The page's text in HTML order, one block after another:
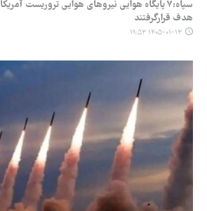
سپاه:۷ پایگاه هوایی نیروهای هوایی تروریست
هدف قرارگرفتند
۱۴۰۵-۰۱-۱۳ ۱۹:۵۳